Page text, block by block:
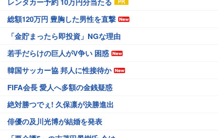
総額120万円 豊胸した男性を直撃
「金貯まったら即投資」NGな理由
若手だらけの巨人がV争い 困惑
韓国サッカー協 邦人に性接待か
FIFA会長 愛人へ多額の金銭疑惑
絶対勝つでぇ! 久保凛が決勝進出
俳優の及川光博が結婚を発表